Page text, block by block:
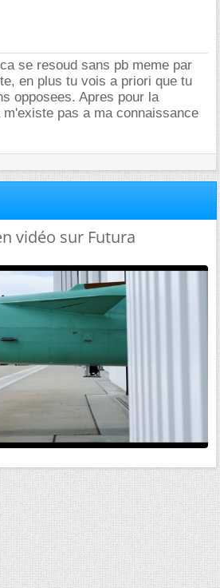
se resoud sans pb meme par
en plus tu vois a priori que tu
opposees. Apres pour la
pas a ma connaissance
vidéo sur Futura